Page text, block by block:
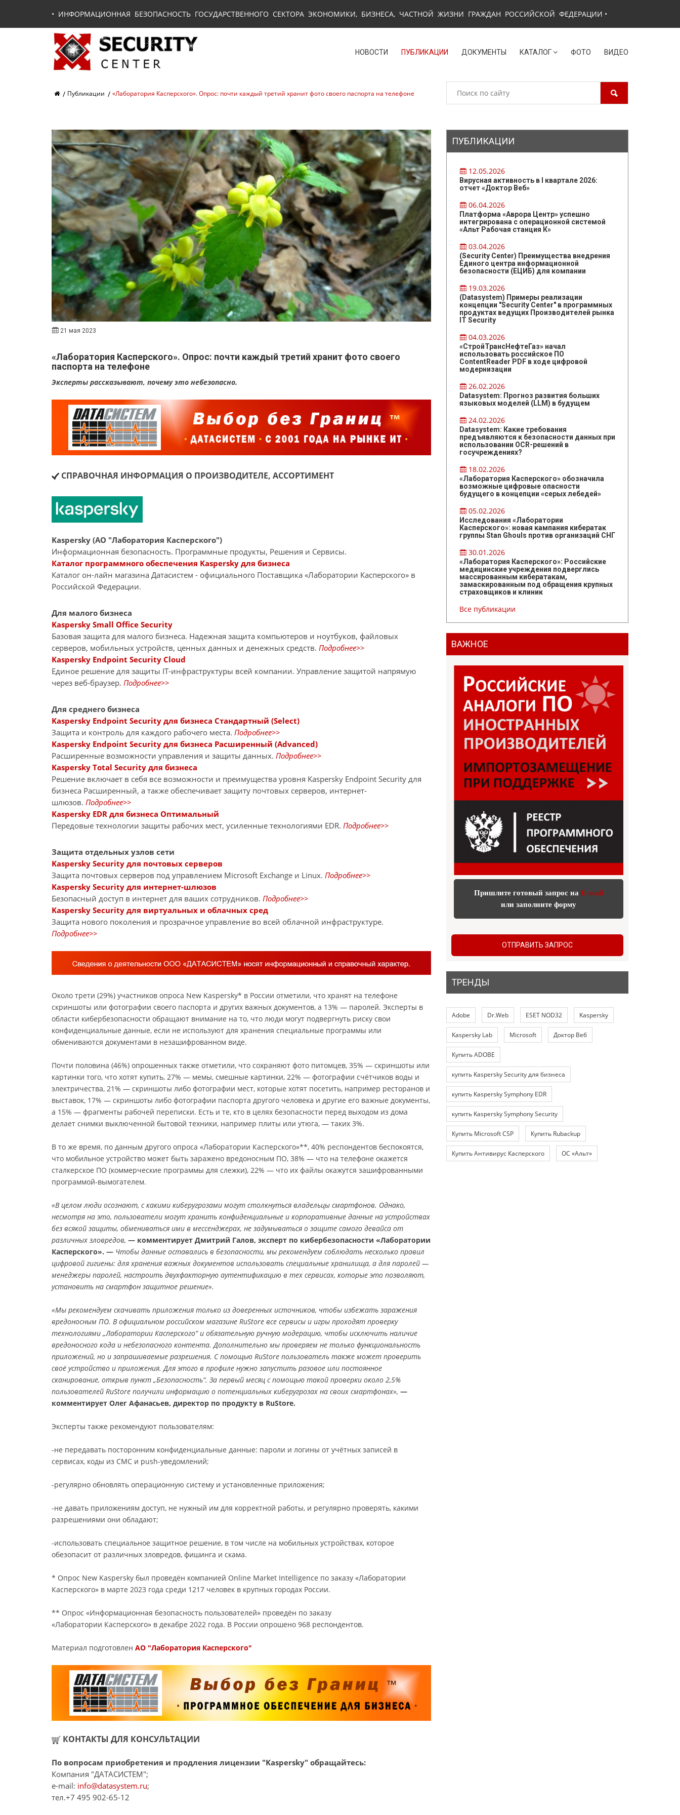
• ИНФОРМАЦИОННАЯ БЕЗОПАСНОСТЬ ГОСУДАРСТВЕННОГО СЕКТОРА ЭКОНОМИКИ, БИЗНЕСА, ЧАСТНОЙ ЖИЗНИ ГРАЖДАН РОССИЙСКОЙ ФЕДЕРАЦИИ •
НОВОСТИ ПУБЛИКАЦИИ ДОКУМЕНТЫ КАТАЛОГ ФОТО ВИДЕО
Публикации «Лаборатория Касперского». Опрос: почти каждый третий хранит фото своего паспорта на телефоне
21 мая 2023
«Лаборатория Касперского». Опрос: почти каждый третий хранит фото своего
паспорта на телефоне
Эксперты рассказывают, почему это небезопасно.
СПРАВОЧНАЯ ИНФОРМАЦИЯ О ПРОИЗВОДИТЕЛЕ, АССОРТИМЕНТ
Kaspersky (АО "Лаборатория Касперского")
Информационная безопасность. Программные продукты, Решения и Сервисы.
Каталог программного обеспечения Kaspersky для бизнеса
Каталог он-лайн магазина Датасиcтем - официального Поставщика «Лаборатории Касперского» в
Российской Федерации.
Для малого бизнеса
Kaspersky Small Office Security
Базовая защита для малого бизнеса. Надежная защита компьютеров и ноутбуков, файловых
серверов, мобильных устройств, ценных данных и денежных средств. Подробнее>>
Kaspersky Endpoint Security Cloud
Единое решение для защиты IT-инфраструктуры всей компании. Управление защитой напрямую
через веб-браузер. Подробнее>>
Для среднего бизнеса
Kaspersky Endpoint Security для бизнеса Стандартный (Select)
Защита и контроль для каждого рабочего места. Подробнее>>
Kaspersky Endpoint Security для бизнеса Расширенный (Advanced)
Расширенные возможности управления и защиты данных. Подробнее>>
Kaspersky Total Security для бизнеса
Решение включает в себя все возможности и преимущества уровня Kaspersky Endpoint Security для
бизнеса Расширенный, а также обеспечивает защиту почтовых серверов, интернет-
шлюзов. Подробнее>>
Kaspersky EDR для бизнеса Оптимальный
Передовые технологии защиты рабочих мест, усиленные технологиями EDR. Подробнее>>
Защита отдельных узлов сети
Kaspersky Security для почтовых серверов
Защита почтовых серверов под управлением Microsoft Exchange и Linux. Подробнее>>
Kaspersky Security для интернет-шлюзов
Безопасный доступ в интернет для ваших сотрудников. Подробнее>>
Kaspersky Security для виртуальных и облачных сред
Защита нового поколения и прозрачное управление во всей облачной инфраструктуре.
Подробнее>>
Около трети (29%) участников опроса New Kaspersky* в России отметили, что хранят на телефоне
скриншоты или фотографии своего паспорта и других важных документов, а 13% — паролей. Эксперты в
области кибербезопасности обращают внимание на то, что люди могут подвергнуть риску свои
конфиденциальные данные, если не используют для хранения специальные программы или
обмениваются документами в незашифрованном виде.
Почти половина (46%) опрошенных также отметили, что сохраняют фото питомцев, 35% — скриншоты или
картинки того, что хотят купить, 27% — мемы, смешные картинки, 22% — фотографии счётчиков воды и
электричества, 21% — скриншоты либо фотографии мест, которые хотят посетить, например ресторанов и
выставок, 17% — скриншоты либо фотографии паспорта другого человека и другие его важные документы,
а 15% — фрагменты рабочей переписки. Есть и те, кто в целях безопасности перед выходом из дома
делает снимки выключенной бытовой техники, например плиты или утюга, — таких 3%.
В то же время, по данным другого опроса «Лаборатории Касперского»**, 40% респондентов беспокоятся,
что мобильное устройство может быть заражено вредоносным ПО, 38% — что на телефоне окажется
сталкерское ПО (коммерческие программы для слежки), 22% — что их файлы окажутся зашифрованными
программой-вымогателем.
«В целом люди осознают, с какими киберугрозами могут столкнуться владельцы смартфонов. Однако,
несмотря на это, пользователи могут хранить конфиденциальные и корпоративные данные на устройствах
без всякой защиты, обмениваться ими в мессенджерах, не задумываться о защите самого девайса от
различных зловредов, — комментирует Дмитрий Галов, эксперт по кибербезопасности «Лаборатории
Касперского». — Чтобы данные оставались в безопасности, мы рекомендуем соблюдать несколько правил
цифровой гигиены: для хранения важных документов использовать специальные хранилища, а для паролей —
менеджеры паролей, настроить двухфакторную аутентификацию в тех сервисах, которые это позволяют,
установить на смартфон защитное решение».
«Мы рекомендуем скачивать приложения только из доверенных источников, чтобы избежать заражения
вредоносным ПО. В официальном российском магазине RuStore все сервисы и игры проходят проверку
технологиями „Лаборатории Касперского“ и обязательную ручную модерацию, чтобы исключить наличие
вредоносного кода и небезопасного контента. Дополнительно мы проверяем не только функциональность
приложений, но и запрашиваемые разрешения. С помощью RuStore пользователь также может проверить
своё устройство и приложения. Для этого в профиле нужно запустить разовое или постоянное
сканирование, открыв пункт „Безопасность“. За первый месяц с помощью такой проверки около 2,5%
пользователей RuStore получили информацию о потенциальных киберугрозах на своих смартфонах», —
комментирует Олег Афанасьев, директор по продукту в RuStore.
Эксперты также рекомендуют пользователям:
-не передавать посторонним конфиденциальные данные: пароли и логины от учётных записей в
сервисах, коды из СМС и push-уведомлений;
-регулярно обновлять операционную систему и установленные приложения;
-не давать приложениям доступ, не нужный им для корректной работы, и регулярно проверять, какими
разрешениями они обладают;
-использовать специальное защитное решение, в том числе на мобильных устройствах, которое
обезопасит от различных зловредов, фишинга и скама.
* Опрос New Kaspersky был проведён компанией Online Market Intelligence по заказу «Лаборатории
Касперского» в марте 2023 года среди 1217 человек в крупных городах России.
** Опрос «Информационная безопасность пользователей» проведён по заказу
«Лаборатории Касперского» в декабре 2022 года. В России опрошено 968 респондентов.
Материал подготовлен АО "Лаборатория Касперского"
КОНТАКТЫ ДЛЯ КОНСУЛЬТАЦИИ
По вопросам приобретения и продления лицензии "Kaspersky" обращайтесь:
Компания "ДАТАСИСТЕМ";
e-mail: info@datasystem.ru;
тел.+7 495 902-65-12
ПУБЛИКАЦИИ
12.05.2026
Вирусная активность в I квартале 2026:
отчет «Доктор Веб»
06.04.2026
Платформа «Аврора Центр» успешно
интегрирована с операционной системой
«Альт Рабочая станция К»
03.04.2026
(Security Center) Преимущества внедрения
Единого центра информационной
безопасности (ЕЦИБ) для компании
19.03.2026
(Datasystem) Примеры реализации
концепции "Security Center" в программных
продуктах ведущих Производителей рынка
IT Security
04.03.2026
«СтройТрансНефтеГаз» начал
использовать российское ПО
ContentReader PDF в ходе цифровой
модернизации
26.02.2026
Datasystem: Прогноз развития больших
языковых моделей (LLM) в будущем
24.02.2026
Datasystem: Какие требования
предъявляются к безопасности данных при
использовании OCR-решений в
госучреждениях?
18.02.2026
«Лаборатория Касперского» обозначила
возможные цифровые опасности
будущего в концепции «серых лебедей»
05.02.2026
Исследования «Лаборатории
Касперского»: новая кампания кибератак
группы Stan Ghouls против организаций СНГ
30.01.2026
«Лаборатория Касперского»: Российские
медицинские учреждения подверглись
массированным кибератакам,
замаскированным под обращения крупных
страховщиков и клиник
Все публикации
ВАЖНОЕ
Пришлите готовый запрос на E-mail
или заполните форму
ОТПРАВИТЬ ЗАПРОС
ТРЕНДЫ
Adobe Dr.Web ESET NOD32 Kaspersky
Kaspersky Lab Microsoft Доктор Веб
Купить ADOBE
купить Kaspersky Security для бизнеса
купить Kaspersky Symphony EDR
купить Kaspersky Symphony Security
Купить Microsoft CSP Купить Rubackup
Купить Антивирус Касперского ОС «Альт»